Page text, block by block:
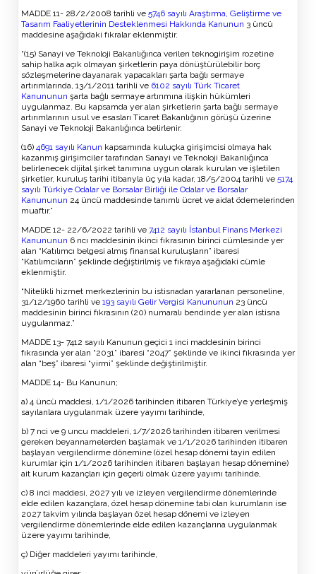
MADDE 11- 28/2/2008 tarihli ve 5746 sayılı Araştırma, Geliştirme ve
Tasarım Faaliyetlerinin Desteklenmesi Hakkında Kanunun 3 üncü
maddesine aşağıdaki fıkralar eklenmiştir.
“(15) Sanayi ve Teknoloji Bakanlığınca verilen teknogirişim rozetine
sahip halka açık olmayan şirketlerin paya dönüştürülebilir borç
sözleşmelerine dayanarak yapacakları şarta bağlı sermaye
artırımlarında, 13/1/2011 tarihli ve 6102 sayılı Türk Ticaret
Kanununun şarta bağlı sermaye artırımına ilişkin hükümleri
uygulanmaz. Bu kapsamda yer alan şirketlerin şarta bağlı sermaye
artırımlarının usul ve esasları Ticaret Bakanlığının görüşü üzerine
Sanayi ve Teknoloji Bakanlığınca belirlenir.
(16) 4691 sayılı Kanun kapsamında kuluçka girişimcisi olmaya hak
kazanmış girişimciler tarafından Sanayi ve Teknoloji Bakanlığınca
belirlenecek dijital şirket tanımına uygun olarak kurulan ve işletilen
şirketler, kuruluş tarihi itibarıyla üç yıla kadar, 18/5/2004 tarihli ve 5174
sayılı Türkiye Odalar ve Borsalar Birliği ile Odalar ve Borsalar
Kanununun 24 üncü maddesinde tanımlı ücret ve aidat ödemelerinden
muaftır.”
MADDE 12- 22/6/2022 tarihli ve 7412 sayılı İstanbul Finans Merkezi
Kanununun 6 ncı maddesinin ikinci fıkrasının birinci cümlesinde yer
alan “Katılımcı belgesi almış finansal kuruluşların” ibaresi
“Katılımcıların” şeklinde değiştirilmiş ve fıkraya aşağıdaki cümle
eklenmiştir.
“Nitelikli hizmet merkezlerinin bu istisnadan yararlanan personeline,
31/12/1960 tarihli ve 193 sayılı Gelir Vergisi Kanununun 23 üncü
maddesinin birinci fıkrasının (20) numaralı bendinde yer alan istisna
uygulanmaz.”
MADDE 13- 7412 sayılı Kanunun geçici 1 inci maddesinin birinci
fıkrasında yer alan “2031” ibaresi “2047” şeklinde ve ikinci fıkrasında yer
alan “beş” ibaresi “yirmi” şeklinde değiştirilmiştir.
MADDE 14- Bu Kanunun;
a) 4 üncü maddesi, 1/1/2026 tarihinden itibaren Türkiye’ye yerleşmiş
sayılanlara uygulanmak üzere yayımı tarihinde,
b) 7 nci ve 9 uncu maddeleri, 1/7/2026 tarihinden itibaren verilmesi
gereken beyannamelerden başlamak ve 1/1/2026 tarihinden itibaren
başlayan vergilendirme dönemine (özel hesap dönemi tayin edilen
kurumlar için 1/1/2026 tarihinden itibaren başlayan hesap dönemine)
ait kurum kazançları için geçerli olmak üzere yayımı tarihinde,
c) 8 inci maddesi, 2027 yılı ve izleyen vergilendirme dönemlerinde
elde edilen kazançlara, özel hesap dönemine tabi olan kurumların ise
2027 takvim yılında başlayan özel hesap dönemi ve izleyen
vergilendirme dönemlerinde elde edilen kazançlarına uygulanmak
üzere yayımı tarihinde,
ç) Diğer maddeleri yayımı tarihinde,